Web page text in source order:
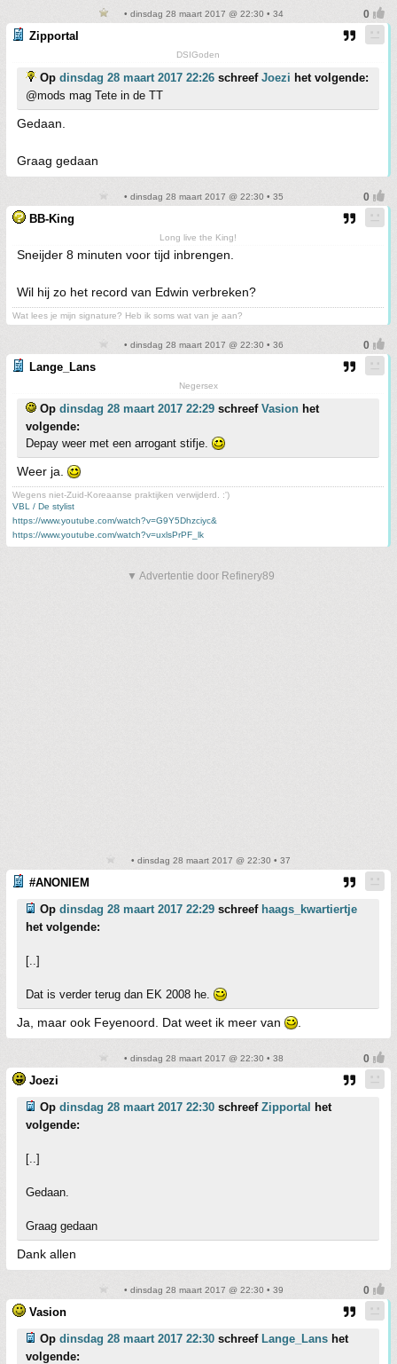
• dinsdag 28 maart 2017 @ 22:30 • 34
Zipportal
DSIGoden
Op dinsdag 28 maart 2017 22:26 schreef Joezi het volgende:
@mods mag Tete in de TT
Gedaan.
Graag gedaan
• dinsdag 28 maart 2017 @ 22:30 • 35
BB-King
Long live the King!
Sneijder 8 minuten voor tijd inbrengen.
Wil hij zo het record van Edwin verbreken?
Wat lees je mijn signature? Heb ik soms wat van je aan?
• dinsdag 28 maart 2017 @ 22:30 • 36
Lange_Lans
Negersex
Op dinsdag 28 maart 2017 22:29 schreef Vasion het
volgende:
Depay weer met een arrogant stifje.
Weer ja.
Wegens niet-Zuid-Koreaanse praktijken verwijderd. :')
VBL / De stylist
https://www.youtube.com/watch?v=G9Y5Dhzciyc&
https://www.youtube.com/watch?v=uxlsPrPF_lk
▼ Advertentie door Refinery89
• dinsdag 28 maart 2017 @ 22:30 • 37
#ANONIEM
Op dinsdag 28 maart 2017 22:29 schreef haags_kwartiertje
het volgende:
[..]
Dat is verder terug dan EK 2008 he.
Ja, maar ook Feyenoord. Dat weet ik meer van
• dinsdag 28 maart 2017 @ 22:30 • 38
Joezi
Op dinsdag 28 maart 2017 22:30 schreef Zipportal
het
volgende:
[..]
Gedaan.
Graag gedaan
Dank allen
• dinsdag 28 maart 2017 @ 22:30 • 39
Vasion
Op dinsdag 28 maart 2017 22:30 schreef Lange_Lans het
volgende: